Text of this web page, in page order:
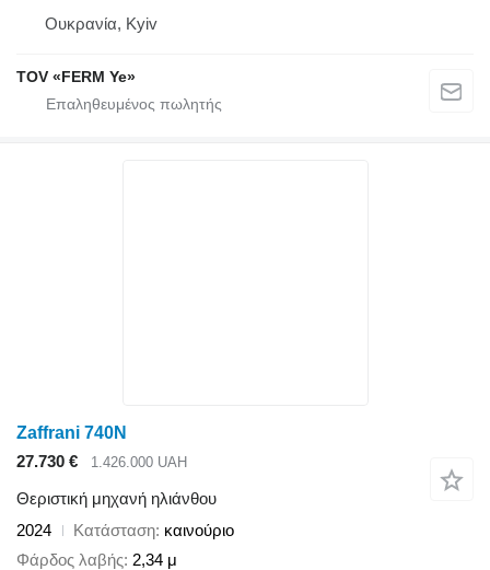
Ουκρανία, Kyiv
TOV «FERM Ye»
Zaffrani 740N
27.730 €
1.426.000 UAH
Θεριστική μηχανή ηλιάνθου
2024
Κατάσταση καινούριο
Φάρδος λαβής 2,34 μ